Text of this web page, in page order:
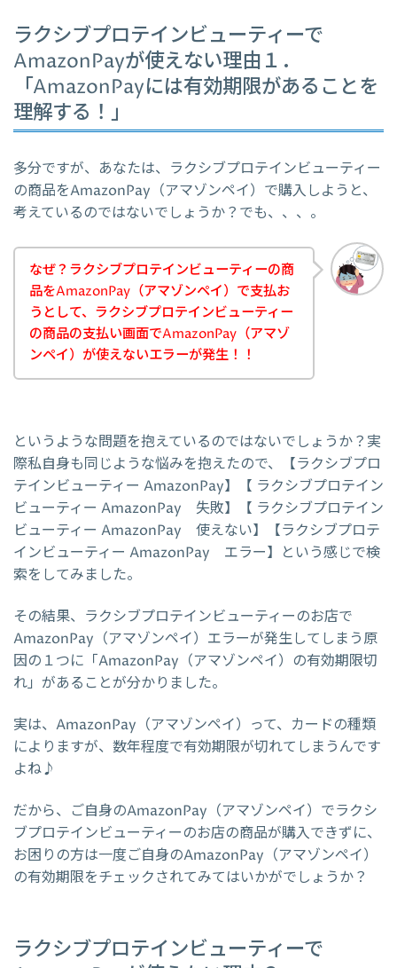
ラクシブプロテインビューティーで
AmazonPayが使えない理由１．
「AmazonPayには有効期限があることを
理解する！」
多分ですが、あなたは、ラクシブプロテインビューティー
の商品をAmazonPay（アマゾンペイ）で購入しようと、
考えているのではないでしょうか？でも、、、。
なぜ？ラクシブプロテインビューティーの商
品をAmazonPay（アマゾンペイ）で支払お
うとして、ラクシブプロテインビューティー
の商品の支払い画面でAmazonPay（アマゾ
ンペイ）が使えないエラーが発生！！
というような問題を抱えているのではないでしょうか？実
際私自身も同じような悩みを抱えたので、【ラクシブプロ
テインビューティー AmazonPay】【 ラクシブプロテイン
ビューティー AmazonPay 失敗】【 ラクシブプロテイン
ビューティー AmazonPay 使えない】【ラクシブプロテ
インビューティー AmazonPay エラー】という感じで検
索をしてみました。
その結果、ラクシブプロテインビューティーのお店で
AmazonPay（アマゾンペイ）エラーが発生してしまう原
因の１つに「AmazonPay（アマゾンペイ）の有効期限切
れ」があることが分かりました。
実は、AmazonPay（アマゾンペイ）って、カードの種類
によりますが、数年程度で有効期限が切れてしまうんです
よね♪
だから、ご自身のAmazonPay（アマゾンペイ）でラクシ
ブプロテインビューティーのお店の商品が購入できずに、
お困りの方は一度ご自身のAmazonPay（アマゾンペイ）
の有効期限をチェックされてみてはいかがでしょうか？
ラクシブプロテインビューティーで